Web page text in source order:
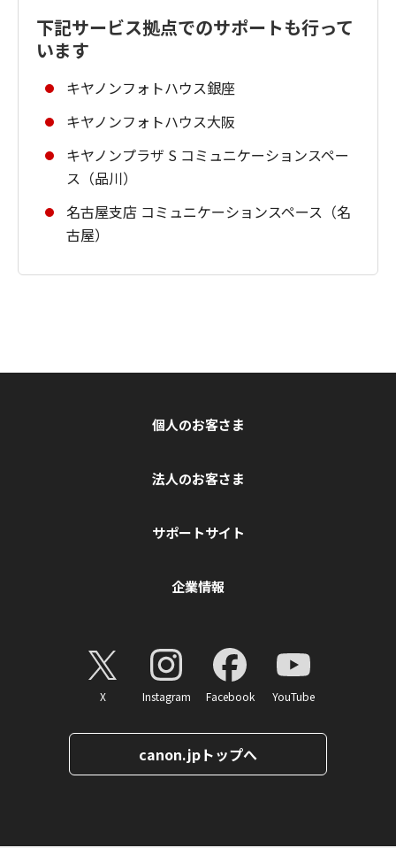
下記サービス拠点でのサポートも行って
います
キヤノンフォトハウス銀座
キヤノンフォトハウス大阪
キヤノンプラザ S コミュニケーションスペー
ス（品川）
名古屋支店 コミュニケーションスペース（名
古屋）
個人のお客さま
法人のお客さま
サポートサイト
企業情報
X Instagram Facebook YouTube
canon.jpトップへ